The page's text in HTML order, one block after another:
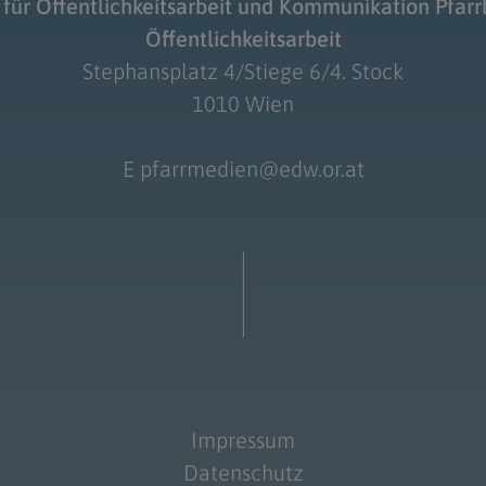
Öffentlichkeitsarbeit und Kommunikation
Öffentlichkeitsarbeit
Stephansplatz 4/Stiege 6/4. Stock
1010 Wien
E pfarrmedien@edw.or.at
Impressum
Datenschutz